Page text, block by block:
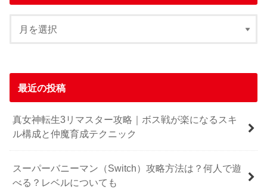
最近の投稿
真女神転生3リマスター攻略｜ボス戦が楽になるスキ
ル構成と仲魔育成テクニック
スーパーバニーマン（Switch）攻略方法は？何人で遊
べる？レベルについても